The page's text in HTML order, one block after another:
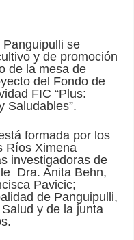
se
y de promoción
de la mesa de
del Fondo de
FIC “Plus:
Saludables”.
formada por los
Ríos Ximena
investigadoras de
Dra. Anita Behn,
Pavicic;
de Panguipulli,
y de la junta